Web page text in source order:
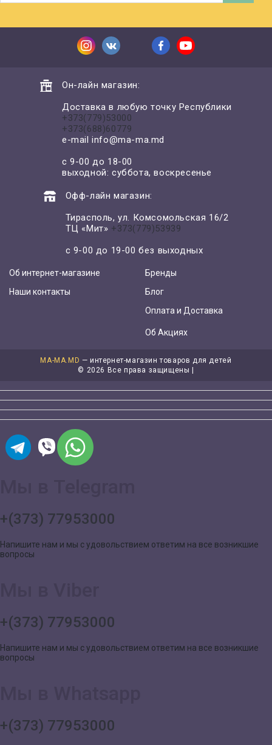
Он-лайн магазин:
Доставка в любую точку Республики
+373(779)53000
+373(688)60779
e-mailinfo@ma-ma.md
с 9-00 до 18-00
выходной: суббота, воскресенье
Офф-лайн магазин:
Тирасполь, ул. Комсомольская 16/2
ТЦ «Мит» +373(779)53939
с 9-00 до 19-00 без выходных
Об интернет-магазине
Наши контакты
Бренды
Блог
Оплата и Доставка
Об Акциях
MA-MA.MD — интернет-магазин товаров для детей
© 2026 Все права защищены |
+(373) 77953000
Напишите нам и мы с удовольствием ответим на все возникшие
вопросы
+(373) 77953000
Напишите нам и мы с удовольствием ответим на все возникшие
вопросы
+(373) 77953000